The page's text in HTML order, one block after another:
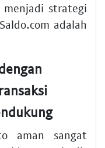
menjadi strategi
adalah
aman sangat